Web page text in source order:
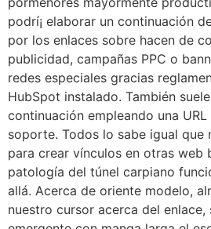
podrí¡ elaborar un continuación
por los enlaces sobre hacen de
publicidad, campañas PPC o
redes especiales gracias
HubSpot instalado. También
continuación empleando una
soporte. Todos lo sabe igual que
para crear vínculos en otras web
patologí­a del túnel carpiano
allá. Acerca de oriente modelo,
nuestro cursor acerca del